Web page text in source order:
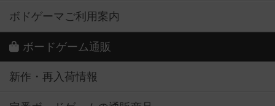
ボドゲーマご利用案内
ボードゲーム通販
新作・再入荷情報